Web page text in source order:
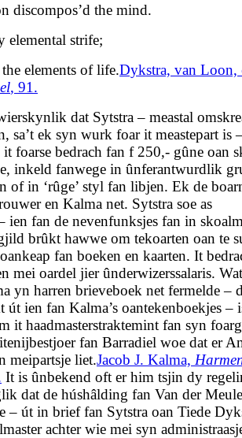
discompos’d the mind.
elemental strife;
elements of life.Dykstra, van Loon,
, 91.
dat Sytstra – meastal
sa’t ek syn wurk foar it meastepart is
foarse bedrach fan f 250,- gûne oan
inkeld fanwege in ûnferantwurdlik
of in ‘rûge’ styl fan libjen. Ek de
en Kalma net. Sytstra soe as
ien fan de nevenfunksjes fan in
brûkt hawwe om tekoarten oan te
fan boeken en kaarten. It
mei oardel jier ûnderwizerssalaris. Wat
yn harren brieveboek net fermelde –
út ien fan Kalma’s oantekenboekjes –
it haadmasterstraktemint fan syn
fan Barradiel woe dat er
meipartsje liet.Jacob J. Kalma,
It is ûnbekend oft er him tsjin dy
dat de húshâlding fan Van der
– út in brief fan Sytstra oan Tiede
achter wie mei syn